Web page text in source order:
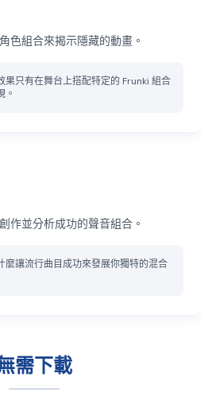
色組合來揭示隱藏的動畫。
果只有在舞台上搭配特定的 Frunki 組合
。
作並分析成功的聲音組合。
麼讓流行曲目成功來發展你獨特的混合
需下載